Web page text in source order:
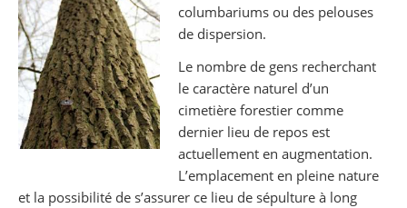
columbariums ou des pelouses
de dispersion.
Le nombre de gens recherchant
le caractère naturel d’un
cimetière forestier comme
dernier lieu de repos est
actuellement en augmentation.
L’emplacement en pleine nature
et la possibilité de s’assurer ce lieu de sépulture à long